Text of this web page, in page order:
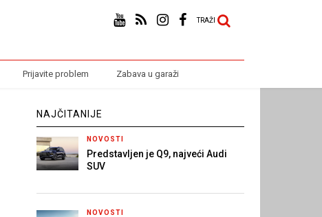
TRAŽI
Prijavite problem Zabava u garaži
NAJČITANIJE
NOVOSTI
Predstavljen je Q9, najveći Audi
SUV
NOVOSTI